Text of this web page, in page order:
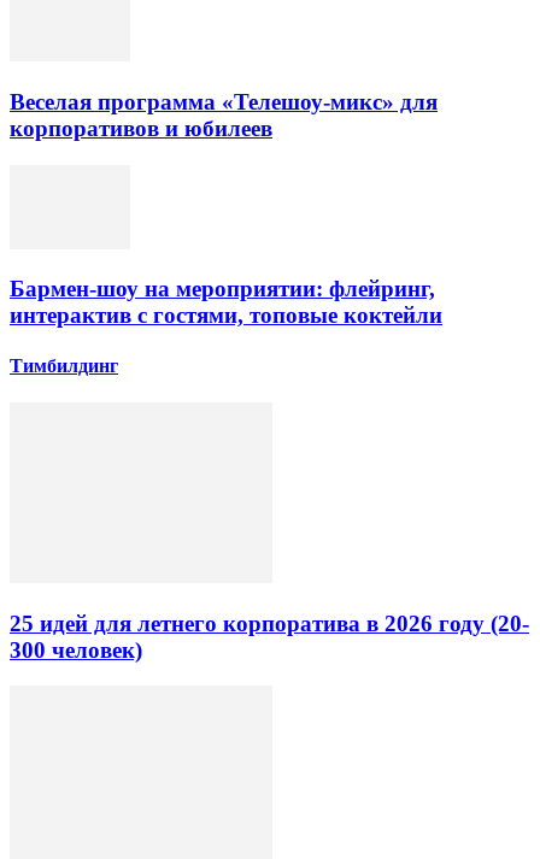
Веселая программа «Телешоу-микс» для
корпоративов и юбилеев
Бармен-шоу на мероприятии: флейринг,
интерактив с гостями, топовые коктейли
Тимбилдинг
25 идей для летнего корпоратива в 2026 году (20-
300 человек)